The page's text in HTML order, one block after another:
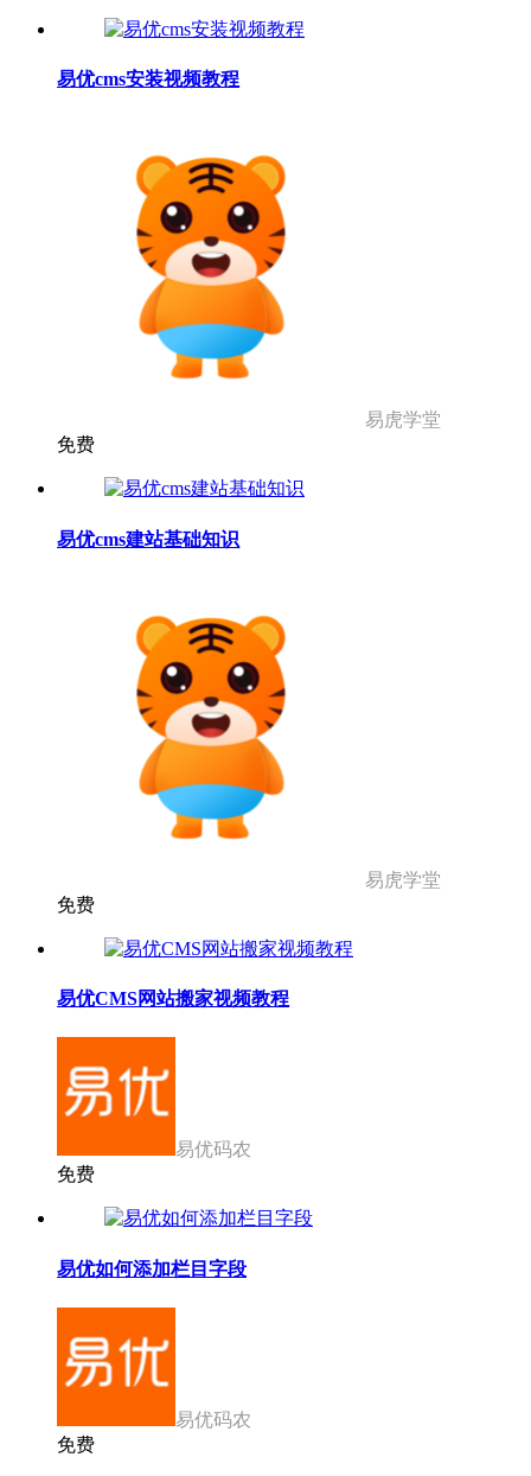
易优cms安装视频教程
易虎学堂
免费
易优cms建站基础知识
易虎学堂
免费
易优CMS网站搬家视频教程
易优码农
免费
易优如何添加栏目字段
易优码农
免费